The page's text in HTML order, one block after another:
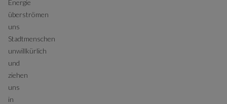
Energie
überströmen
uns
Stadtmenschen
unwillkürlich
und
ziehen
uns
in